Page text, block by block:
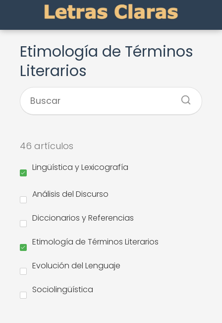
Etimología de Términos
Literarios
46 artículos
Lingüística y Lexicografía
Análisis del Discurso
Diccionarios y Referencias
Etimología de Términos Literarios
Evolución del Lenguaje
Sociolingüística